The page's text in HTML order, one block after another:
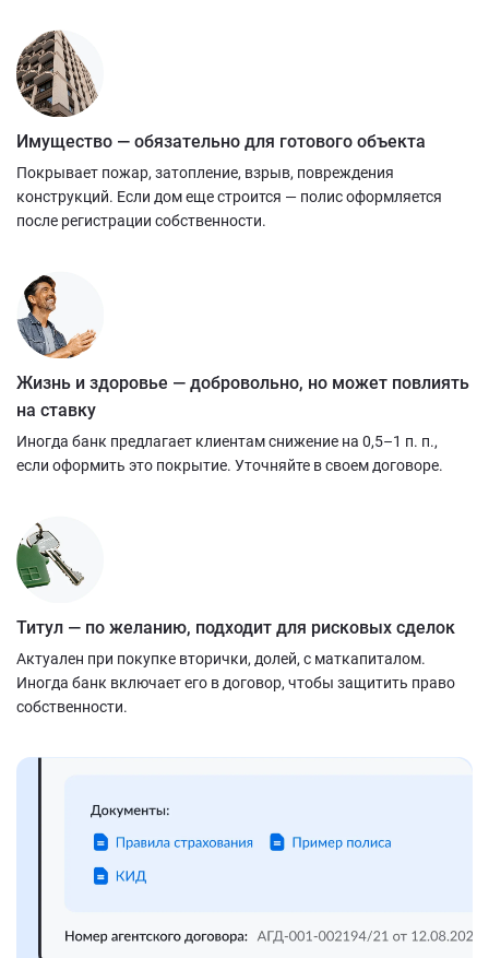
Имущество — обязательно для готового объекта
Покрывает пожар, затопление, взрыв, повреждения
конструкций. Если дом еще строится — полис оформляется
после регистрации собственности.
Жизнь и здоровье — добровольно, но может повлиять
на ставку
Иногда банк предлагает клиентам снижение на 0,5–1 п. п.,
если оформить это покрытие. Уточняйте в своем договоре.
Титул — по желанию, подходит для рисковых сделок
Актуален при покупке вторички, долей, с маткапиталом.
Иногда банк включает его в договор, чтобы защитить право
собственности.